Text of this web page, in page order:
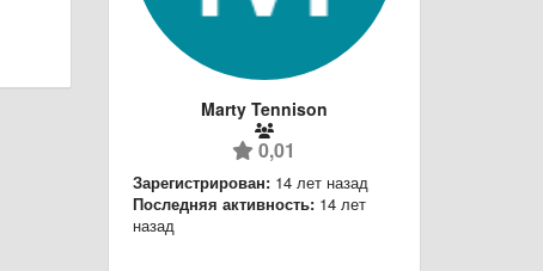
Marty Tennison
0,01
Зарегистрирован: 14 лет назад
Последняя активность: 14 лет
назад